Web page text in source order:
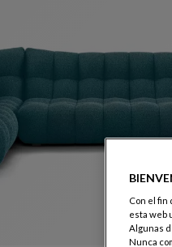
Con el fin
esta web
Algunas
Nunca